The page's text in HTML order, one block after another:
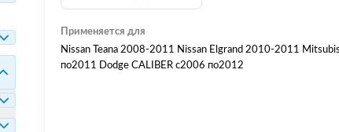
Применяется для
Nissan Teana 2008-2011 Nissan Elgrand 2010-2011 Mitsubishi CX с2010
по2011 Dodge CALIBER с2006 по2012